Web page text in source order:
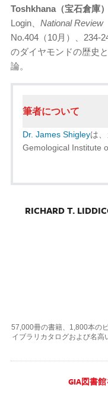
Toshkhana（宝石倉庫
Login、 National Review
No.404（10月）、234-
のダイヤモンドの歴史
論。
筆者について
Dr. James Shigleyは
Gemological Institute
RICHARD T.
57,000冊の書籍、1,800本の
イブラリカタログおよび名
GIA図書